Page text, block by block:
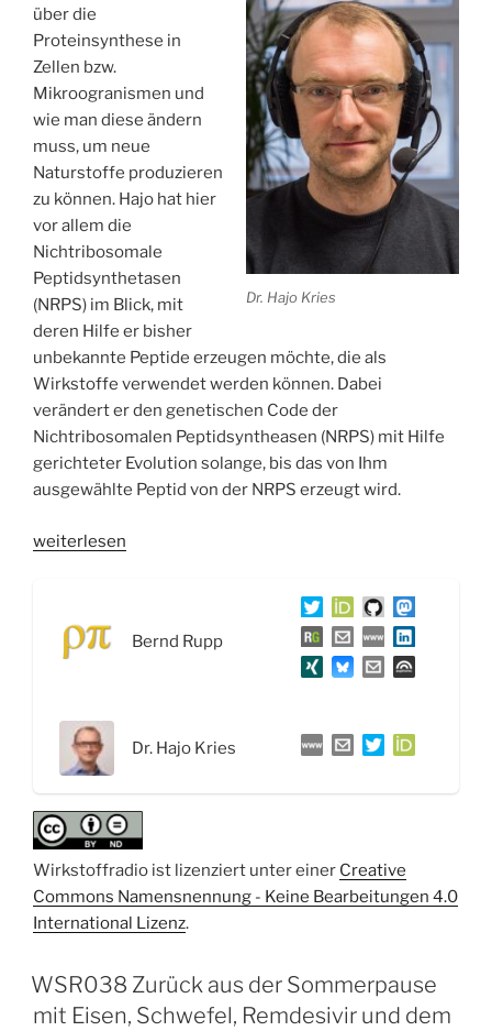
Dr. Hajo Kries
über die
Proteinsynthese in
Zellen bzw.
Mikroogranismen und
wie man diese ändern
muss, um neue
Naturstoffe produzieren
zu können. Hajo hat hier
vor allem die
Nichtribosomale
Peptidsynthetasen
(NRPS) im Blick, mit
deren Hilfe er bisher
unbekannte Peptide erzeugen möchte, die als
Wirkstoffe verwendet werden können. Dabei
verändert er den genetischen Code der
Nichtribosomalen Peptidsyntheasen (NRPS) mit Hilfe
gerichteter Evolution solange, bis das von Ihm
ausgewählte Peptid von der NRPS erzeugt wird.
„WSR039
Naturstoffen
Evolution
Interview
Dr.
Kries“
weiterlesen
Bernd Rupp
Dr. Hajo Kries
Wirkstoffradio ist lizenziert unter einer Creative
Commons Namensnennung - Keine Bearbeitungen 4.0
International Lizenz.
WSR038 Zurück aus der Sommerpause
mit Eisen, Schwefel, Remdesivir und dem